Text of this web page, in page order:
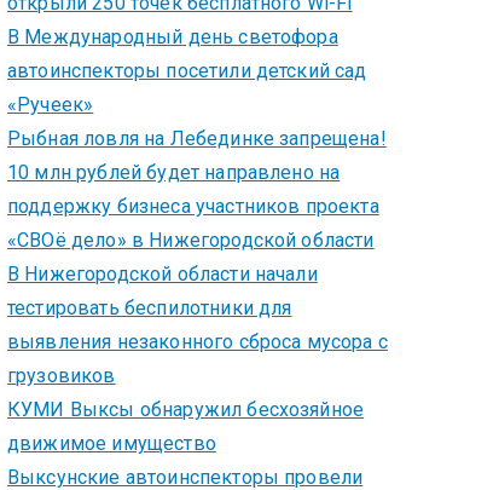
В Международный день светофора
автоинспекторы посетили детский сад
«Ручеек»
Рыбная ловля на Лебединке запрещена!
10 млн рублей будет направлено на
поддержку бизнеса участников проекта
«СВОё дело» в Нижегородской области
В Нижегородской области начали
тестировать беспилотники для
выявления незаконного сброса мусора с
грузовиков
КУМИ Выксы обнаружил бесхозяйное
движимое имущество
Выксунские автоинспекторы провели